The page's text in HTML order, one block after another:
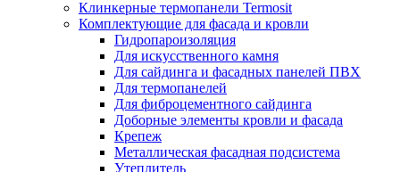
Клинкерные термопанели Termosit
Комплектующие для фасада и кровли
Гидропароизоляция
Для искусственного камня
Для сайдинга и фасадных панелей ПВХ
Для термопанелей
Для фиброцементного сайдинга
Доборные элементы кровли и фасада
Крепеж
Металлическая фасадная подсистема
Утеплитель